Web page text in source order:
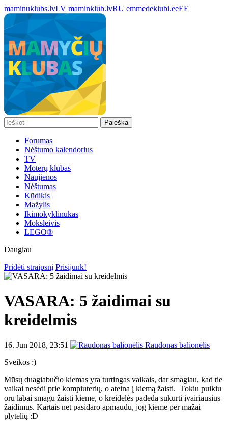
maminuklubs.lvLV maminklub.lvRU emmedeklubi.eeEE
Paieška
Forumas
Nėštumo kalendorius
TV
Moterų klubas
Naujienos
Nėštumas
Kūdikis
Mažylis
Ikimokyklinukas
Moksleivis
LEGO®
Daugiau
Pridėti straipsnį Prisijunk!
VASARA: 5 žaidimai su
kreidelmis
16. Jun 2018, 23:51
Raudonas balionėlis
Sveikos :)
Mūsų duagiabučio kiemas yra turtingas vaikais, dar smagiau, kad tie
vaikai nesėdi prie kompiuterių, o ateina į kiemą žaisti. Tokiu puikiu
oru labai smagu žaisti kieme, o kreidelės padeda sukurti įvairiausius
žaidimus. Kartais net pasidaro apmaudu, jog kieme per mažai
plytelių :D